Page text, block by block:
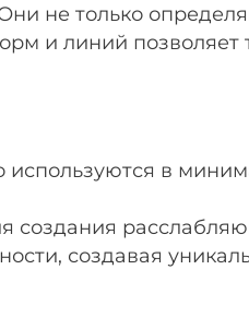
не только
и линий
используются в
создания
создавая